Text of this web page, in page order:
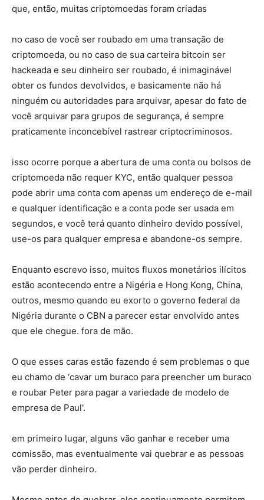
que, então, muitas criptomoedas foram criadas
no caso de você ser roubado em uma transação de
criptomoeda, ou no caso de sua carteira bitcoin ser
hackeada e seu dinheiro ser roubado, é inimaginável
obter os fundos devolvidos, e basicamente não há
ninguém ou autoridades para arquivar, apesar do fato de
você arquivar para grupos de segurança, é sempre
praticamente inconcebível rastrear criptocriminosos.
isso ocorre porque a abertura de uma conta ou bolsos de
criptomoeda não requer KYC, então qualquer pessoa
pode abrir uma conta com apenas um endereço de e-mail
e qualquer identificação e a conta pode ser usada em
segundos, e você terá quanto dinheiro devido possível,
use-os para qualquer empresa e abandone-os sempre.
Enquanto escrevo isso, muitos fluxos monetários ilícitos
estão acontecendo entre a Nigéria e Hong Kong, China,
outros, mesmo quando eu exorto o governo federal da
Nigéria durante o CBN a parecer estar envolvido antes
que ele chegue. fora de mão.
O que esses caras estão fazendo é sem problemas o que
eu chamo de ‘cavar um buraco para preencher um buraco
e roubar Peter para pagar a variedade de modelo de
empresa de Paul'.
em primeiro lugar, alguns vão ganhar e receber uma
comissão, mas eventualmente vai quebrar e as pessoas
vão perder dinheiro.